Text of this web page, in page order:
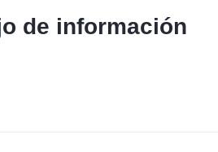
de información